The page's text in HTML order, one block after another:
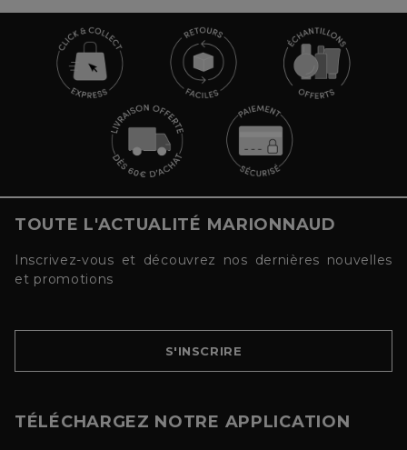
TOUTE L'ACTUALITÉ MARIONNAUD
Inscrivez-vous et découvrez nos dernières nouvelles
et promotions
S'INSCRIRE
TÉLÉCHARGEZ NOTRE APPLICATION